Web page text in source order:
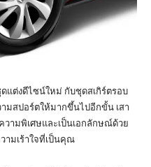
ดแต่งดีไซน์ใหม่ กับชุดสเกิร์ตรอบ
มสปอร์ตให้มากขึ้นไปอีกขั้น เสา
ามพิเศษและเป็นเอกลักษณ์ด้วย
ามเร้าใจที่เป็นคุณ